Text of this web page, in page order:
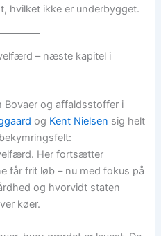
hvilket ikke er underbygget.
– næste kapitel i
Bovaer og affaldsstoffer i
og Kent Nielsen sig helt
Her fortsætter
får frit løb – nu med fokus på
og hvorvidt staten
køer.